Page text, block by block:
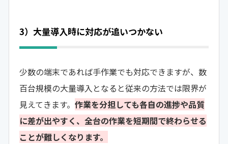
3）大量導入時に対応が追いつかない
少数の端末であれば手作業でも対応できますが、数
百台規模の大量導入となると従来の方法では限界が
見えてきます。 作業を分担しても各自の進捗や品質
に差が出やすく、全台の作業を短期間で終わらせる
ことが難しくなります。